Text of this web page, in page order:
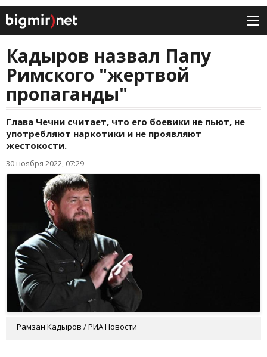
Кадыров назвал Папу
Римского "жертвой
пропаганды"
Глава Чечни считает, что его боевики не пьют, не
употребляют наркотики и не проявляют
жестокости.
30 ноября 2022, 07:29
Рамзан Кадыров / РИА Новости